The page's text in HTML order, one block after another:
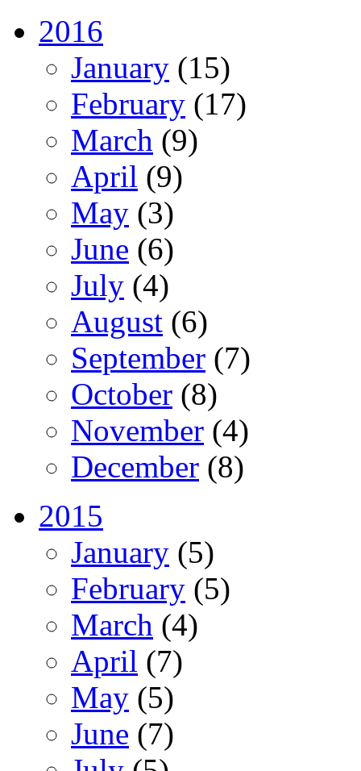
2016
January (15)
February (17)
March (9)
April (9)
May (3)
June (6)
July (4)
August (6)
September (7)
October (8)
November (4)
December (8)
2015
January (5)
February (5)
March (4)
April (7)
May (5)
June (7)